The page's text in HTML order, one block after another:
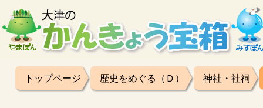
トップページ 歴史をめぐる（Ｄ） 神社・社祠